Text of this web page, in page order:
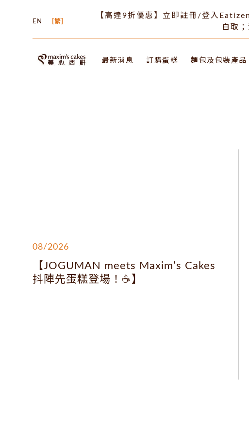
EN 繁
【高達9折優惠】立即註冊/登入
自取
最新消息 訂購蛋糕 麵包及包裝產品
08/2026
【JOGUMAN meets Maxim’s Cakes
抖陣先蛋糕登場！☕】